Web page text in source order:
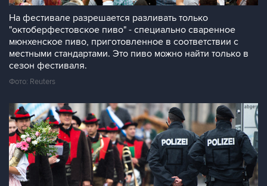
На фестивале разрешается разливать только
"октоберфестовское пиво" - специально сваренное
мюнхенское пиво, приготовленное в соответствии с
местными стандартами. Это пиво можно найти только в
сезон фестиваля.
Фото: Reuters